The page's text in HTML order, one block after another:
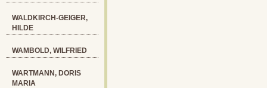
WALDKIRCH-GEIGER,
HILDE
WAMBOLD, WILFRIED
WARTMANN, DORIS
MARIA